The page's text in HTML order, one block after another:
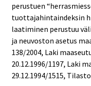
perustuen
tuottajahintaindeksin
laatiminen perustuu
ja neuvoston asetus
138/2004, Laki
20.12.1996/1197, Laki
29.12.1994/1515,